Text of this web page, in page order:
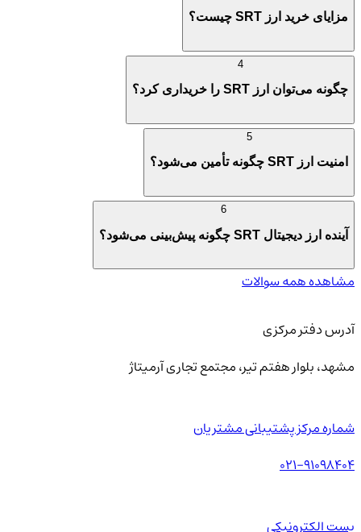
مزایای خرید ارز SRT چیست؟
چگونه می‌توان ارز SRT را خریداری کرد؟
امنیت ارز SRT چگونه تأمین می‌شود؟
آینده ارز دیجیتال SRT چگونه پیش‌بینی می‌شود؟
مشاهده همه سوالات
آدرس دفتر مرکزی
مشهد، بلوار هفتم تیر، مجتمع تجاری آرمیتاژ
شماره مرکز پشتیبانی مشتریان
021-91098404
پست الکترونیکی